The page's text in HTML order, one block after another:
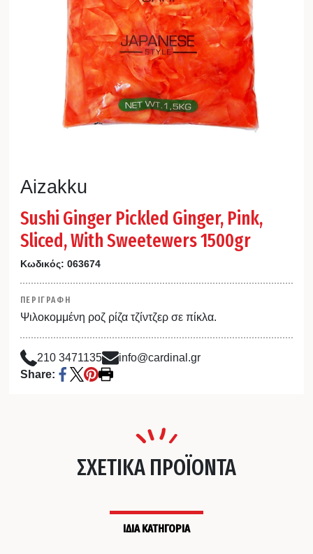
Aizakku
Sushi Ginger Pickled Ginger, Pink,
Sliced, With Sweetewers 1500gr
Κωδικός: 063674
ΠΕΡΙΓΡΑΦΗ
Ψιλοκομμένη ροζ ρίζα τζίντζερ σε πίκλα.
210 3471135
info@cardinal.gr
Share:
ΣΧΕΤΙΚΑ ΠΡΟΪΟΝΤΑ
ΙΔΙΑ ΚΑΤΗΓΟΡΙΑ